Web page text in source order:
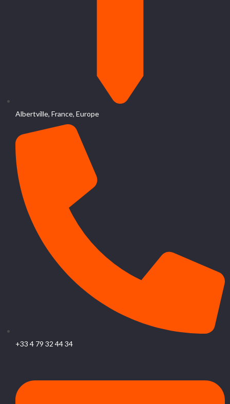
Albertville, France, Europe
+33 4 79 32 44 34